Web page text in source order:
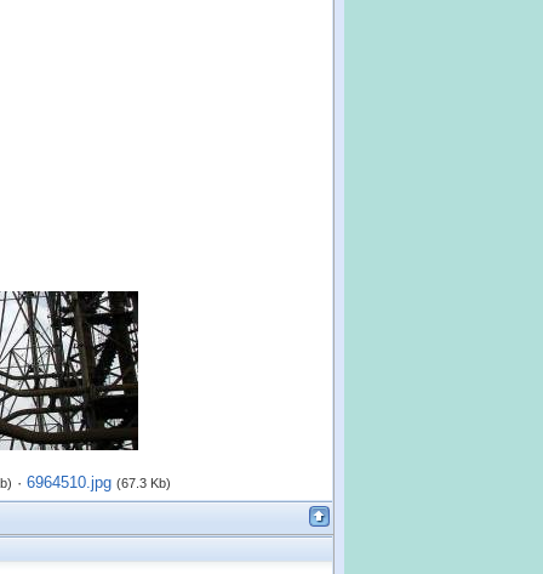
· 6964510.jpg (67.3 Kb)